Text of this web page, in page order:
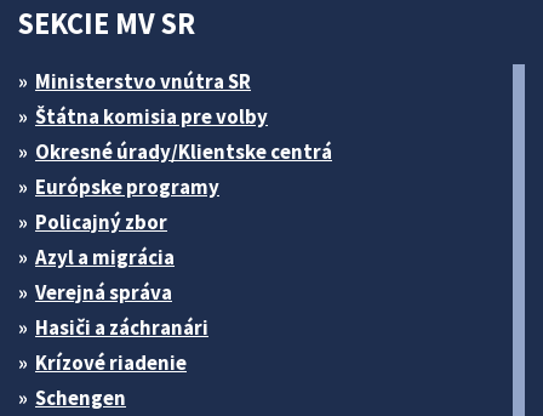
SEKCIE MV SR
Ministerstvo vnútra SR
Štátna komisia pre volby
Okresné úrady/Klientske centrá
Európske programy
Policajný zbor
Azyl a migrácia
Verejná správa
Hasiči a záchranári
Krízové riadenie
Schengen